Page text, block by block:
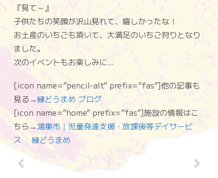
『見て～』
子供たちの笑顔が沢山見れて、嬉しかったな！
お土産のいちごも頂いて、大満足のいちご狩りとなり
ました。
次のイベントもお楽しみに…
[icon name=”pencil-alt” prefix=”fas”]他の記事も
見る→縁どうまめ ブログ
[icon name=”home” prefix=”fas”]施設の情報はこ
ちら→鴻巣市｜児童発達支援・放課後等デイサービ
ス 縁どうまめ